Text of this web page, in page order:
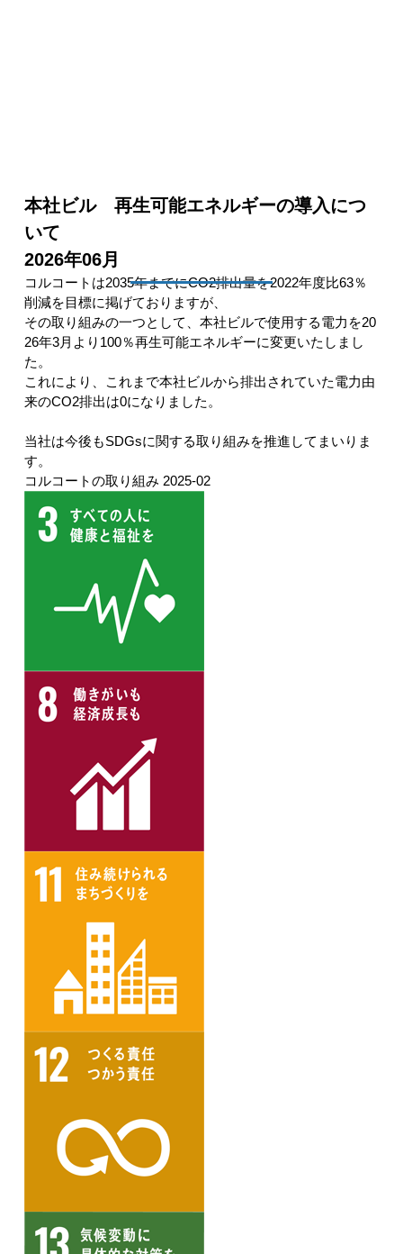
本社ビル 再生可能エネルギーの導入につ
いて
2026年06月
コルコートは2035年までにCO2排出量を2022年度比63％
削減を目標に掲げておりますが、
その取り組みの一つとして、本社ビルで使用する電力を20
26年3月より100％再生可能エネルギーに変更いたしまし
た。
これにより、これまで本社ビルから排出されていた電力由
来のCO2排出は0になりました。
当社は今後もSDGsに関する取り組みを推進してまいりま
す。
コルコートの取り組み 2025-02